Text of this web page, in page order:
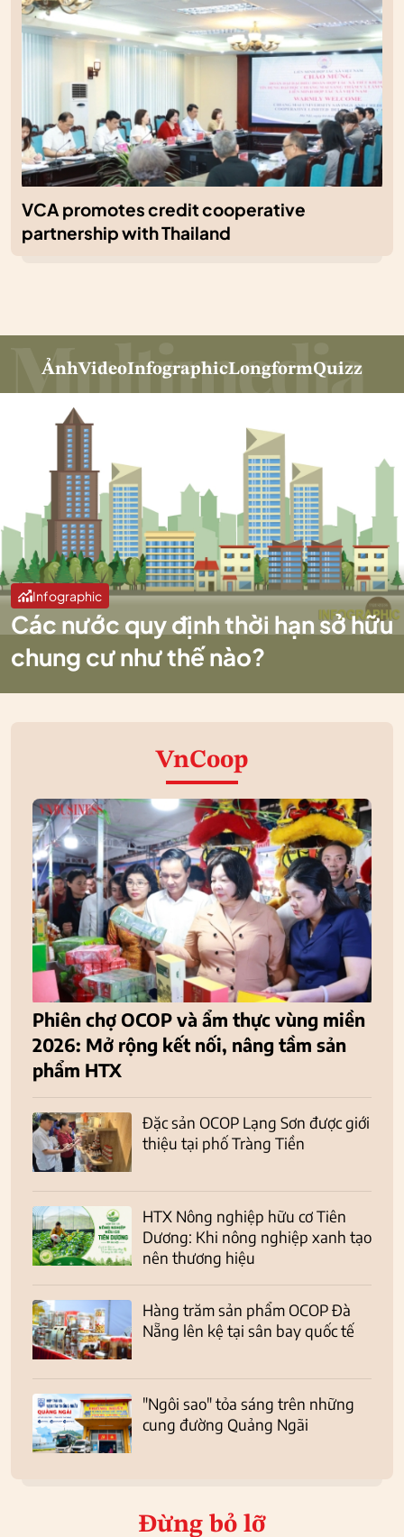
VCA promotes credit cooperative
partnership with Thailand
ẢnhVideoInfographicLongformQuizz
Infographic
Các nước quy định thời hạn sở hữu
chung cư như thế nào?
VnCoop
Phiên chợ OCOP và ẩm thực vùng miền
2026: Mở rộng kết nối, nâng tầm sản
phẩm HTX
Đặc sản OCOP Lạng Sơn được giới
thiệu tại phố Tràng Tiền
HTX Nông nghiệp hữu cơ Tiên
Dương: Khi nông nghiệp xanh tạo
nên thương hiệu
Hàng trăm sản phẩm OCOP Đà
Nẵng lên kệ tại sân bay quốc tế
"Ngôi sao" tỏa sáng trên những
cung đường Quảng Ngãi
Đừng bỏ lỡ